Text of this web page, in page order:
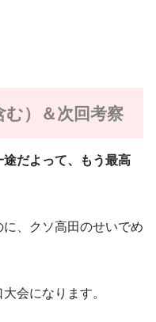
）＆次回考察
だよって、もう最高
、クソ高田のせいでめ
会になります。